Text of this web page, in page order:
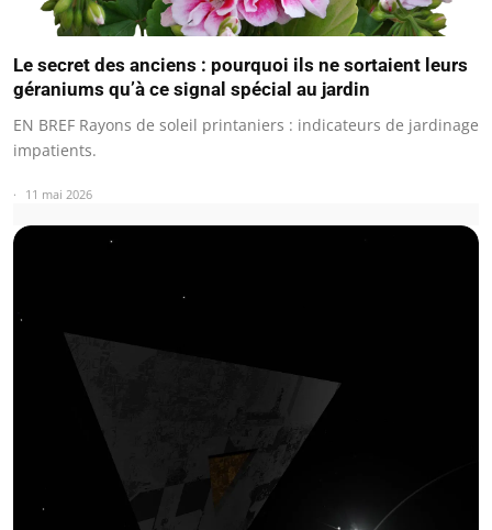
Le secret des anciens : pourquoi ils ne sortaient leurs
géraniums qu’à ce signal spécial au jardin
EN BREF Rayons de soleil printaniers : indicateurs de jardinage
impatients.
11 mai 2026